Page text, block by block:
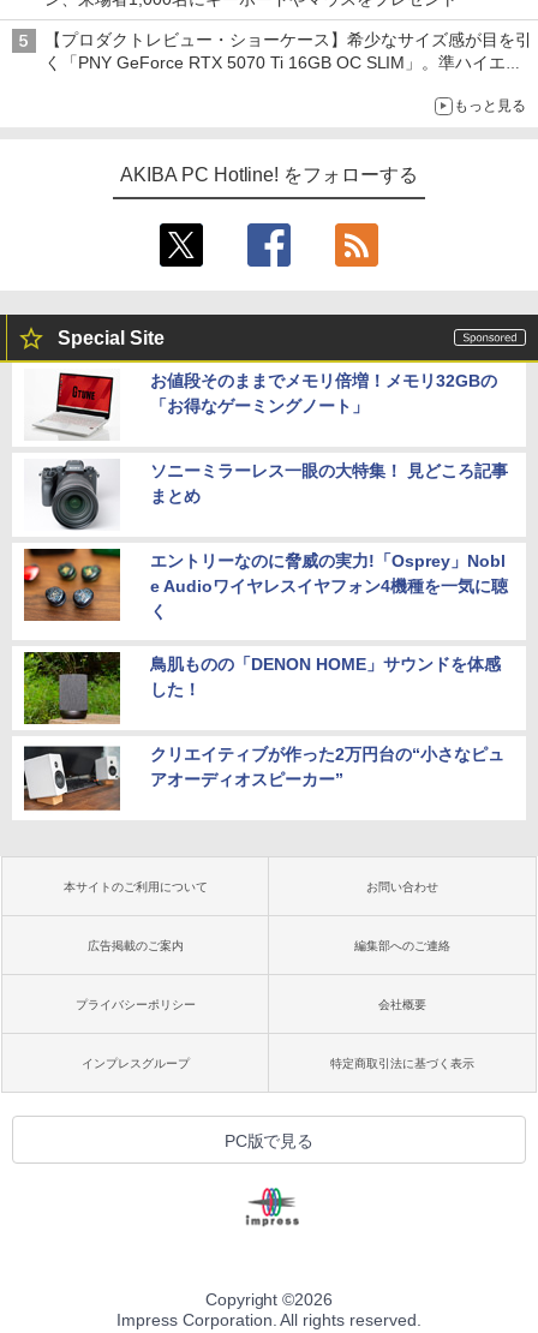
【プロダクトレビュー・ショーケース】希少なサイズ感が目を引
く「PNY GeForce RTX 5070 Ti 16GB OC SLIM」。準ハイエン
もっと見る
AKIBA PC Hotline! をフォローする
Special Site
お値段そのままでメモリ倍増！メモリ32GBの
「お得なゲーミングノート」
ソニーミラーレス一眼の大特集！ 見どころ記事
まとめ
エントリーなのに脅威の実力!「Osprey」Nobl
e Audioワイヤレスイヤフォン4機種を一気に聴
く
鳥肌ものの「DENON HOME」サウンドを体感
した！
クリエイティブが作った2万円台の“小さなピュ
アオーディオスピーカー”
本サイトのご利用について お問い合わせ
広告掲載のご案内 編集部へのご連絡
プライバシーポリシー 会社概要
インプレスグループ 特定商取引法に基づく表示
PC版で見る
Copyright ©2026
Impress Corporation. All rights reserved.